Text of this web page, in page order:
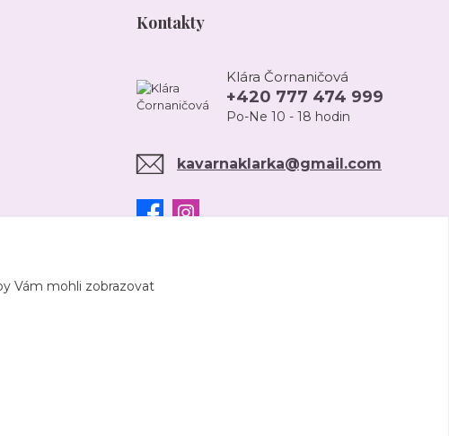
Kontakty
Klára Čornaničová
+420 777 474 999
Po-Ne 10 - 18 hodin
kavarnaklarka@gmail.com
Vám mohli zobrazovat